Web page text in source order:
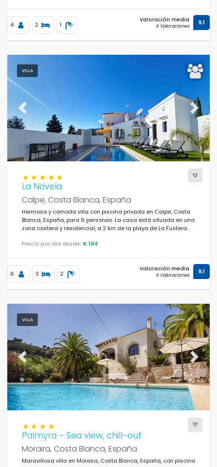
4 2 1
Valoración media
4 Valoraciones 9,1
VILLA
Previous Next
La Novela
Calpe, Costa Blanca, España
Hermosa y cómoda villa con piscina privada en Calpe, Costa
Blanca, España, para 6 personas. La casa está situada en una
zona costera y residencial, a 2 km de la playa de La Fustera.
Precio por día desde: € 184
6 3 2
Valoración media
4 Valoraciones 9,1
VILLA
Previous Next
Palmyra - Sea view, chill-out
Moraira, Costa Blanca, España
Maravillosa villa en Moraira, Costa Blanca, España, con piscina